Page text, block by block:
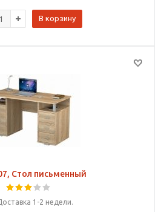
В корзину
Стол письменный
1-2 недели.